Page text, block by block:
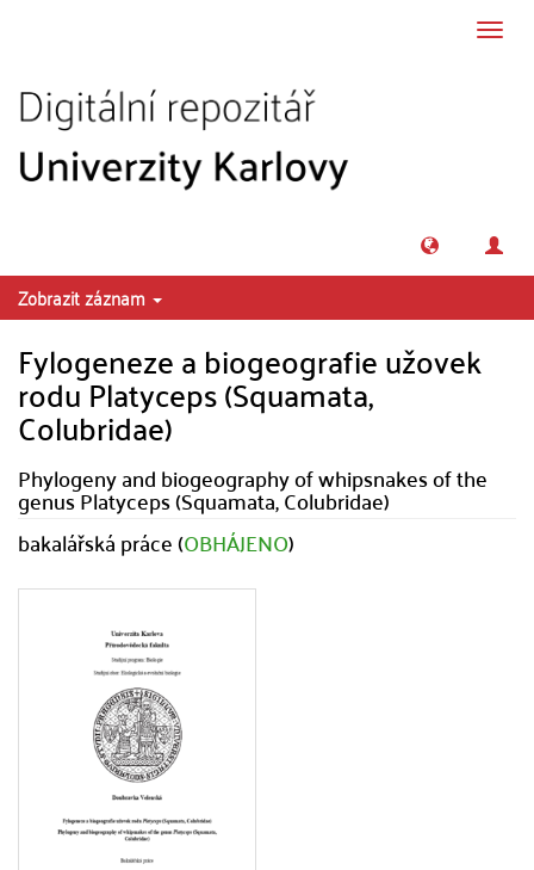
Zobrazit záznam
Fylogeneze a biogeografie užovek
rodu Platyceps (Squamata,
Colubridae)
Phylogeny and biogeography of whipsnakes of the
genus Platyceps (Squamata, Colubridae)
bakalářská práce (OBHÁJENO)